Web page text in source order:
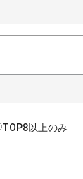
TOP8以上のみ